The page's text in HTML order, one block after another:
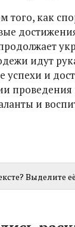
того, как
идут
успехи и
и
Выделите